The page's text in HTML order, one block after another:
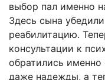
выбор пал именно
Здесь сына
реабилитацию.
консультации к
обратились
даже надежды, а